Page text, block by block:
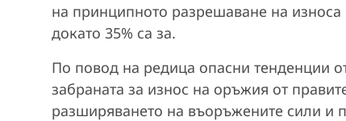
на принципното разрешаване на
докато 35% са за.
По повод на редица опасни тенденции
забраната за износ на оръжия от
разширяването на въоръжените сили и